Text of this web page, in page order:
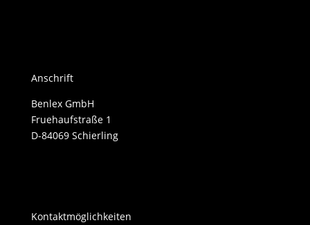
Anschrift
Benlex GmbH
Fruehaufstraße 1
D-84069 Schierling
Kontaktmöglichkeiten